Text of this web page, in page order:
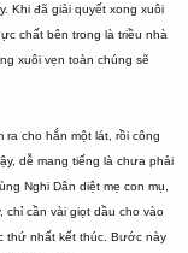
Khi đã giải quyết xong xuôi
chất bên trong là triều nhà
xuôi vẹn toàn chúng sẽ
ra cho hắn một lát, rồi công
dễ mang tiếng là chưa phải
Nghi Dân diệt mẹ con mụ,
chỉ cần vài giọt dầu cho vào
thứ nhất kết thúc. Bước này